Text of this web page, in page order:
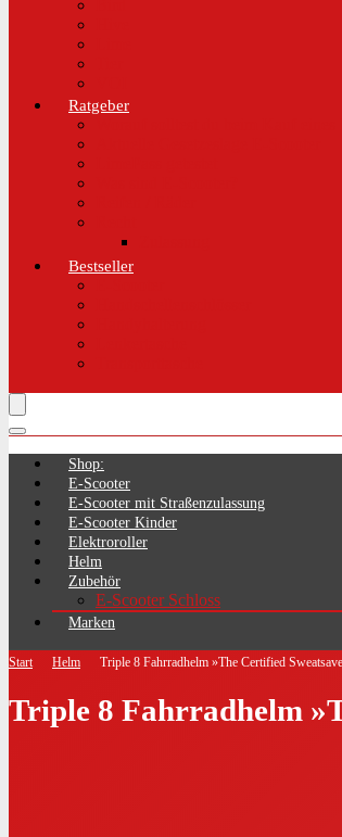
Ratgeber
Bestseller
Shop:
E-Scooter
E-Scooter mit Straßenzulassung
E-Scooter Kinder
Elektroroller
Helm
Zubehör
E-Scooter Schloss
Marken
Start Helm Triple 8 Fahrradhelm »The Certified
Triple 8 Fahrradhelm